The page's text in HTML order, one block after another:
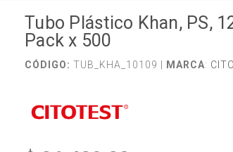
Tubo Plástico Khan, PS,
Pack x 500
CÓDIGO: TUB_KHA_10109 | MARCA: